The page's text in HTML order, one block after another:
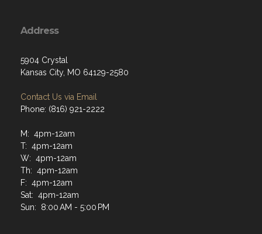
Address
5904 Crystal
Kansas City, MO 64129-2580
Contact Us via Email
Phone: (816) 921-2222
M: 4pm-12am
T: 4pm-12am
W: 4pm-12am
Th: 4pm-12am
F: 4pm-12am
Sat: 4pm-12am
Sun: 8:00 AM - 5:00 PM